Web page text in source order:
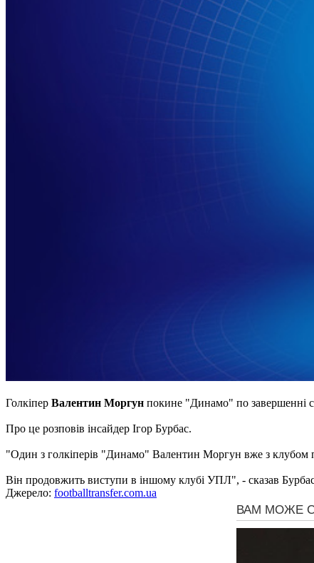
Голкіпер Валентин Моргун покине "Динамо" по завершенні
Про це розповів інсайдер Ігор Бурбас.
"Один з голкіперів "Динамо" Валентин Моргун вже з клубом
Він продовжить виступи в іншому клубі УПЛ", - сказав
Джерело: footballtransfer.com.ua